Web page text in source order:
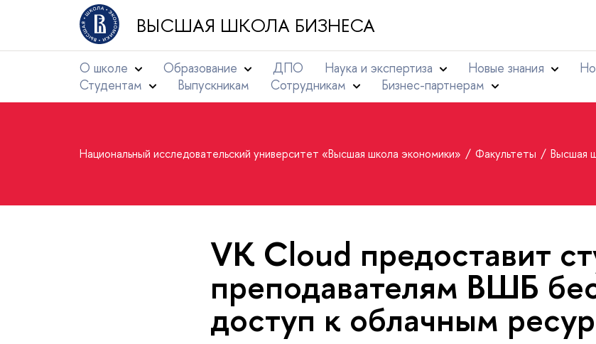
ВЫСШАЯ ШКОЛА БИЗНЕСА
О школе Образование ДПО Наука и экспертиза Новые знания
Студентам
Выпускникам Сотрудникам Бизнес-партнерам
Национальный исследовательский университет «Высшая школа экономики» Факультеты Высшая
VK Cloud предоставит
преподавателям ВШБ
доступ к облачным